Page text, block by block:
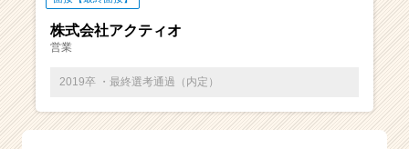
ベ
チ
ー・
成
株式会社アクティオ
営業
2019卒 ・最終選考通過（内定）